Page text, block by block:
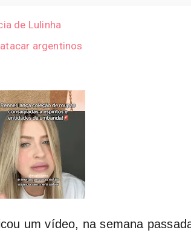
de Lulinha
argentinos
um vídeo, na semana